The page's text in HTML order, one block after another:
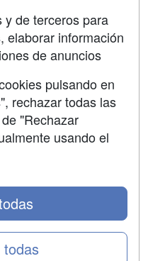
Web, S.L. - Calle
y de terceros para
elaborar información
de anuncios
pulsando en
rechazar todas las
"Rechazar
usando el